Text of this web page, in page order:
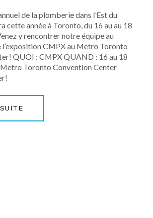
de la plomberie dans l’Est du
cette année à Toronto, du 16 au au 18
y rencontrer notre équipe au
l’exposition CMPX au Metro Toronto
QUOI : CMPX QUAND : 16 au 18
Toronto Convention Center